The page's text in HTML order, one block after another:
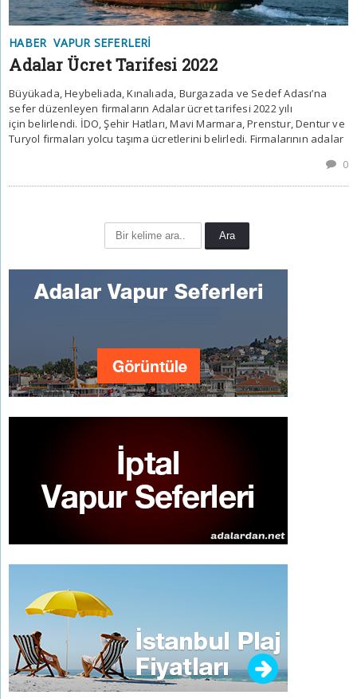
HABER VAPUR SEFERLERI
Adalar Ücret Tarifesi 2022
Büyükada, Heybeliada, Kınalıada, Burgazada ve Sedef Adası’na
sefer düzenleyen firmaların Adalar ücret tarifesi 2022 yılı
için belirlendi. İDO, Şehir Hatları, Mavi Marmara, Prenstur, Dentur ve
Turyol firmaları yolcu taşıma ücretlerini belirledi. Firmalarının adalar
0